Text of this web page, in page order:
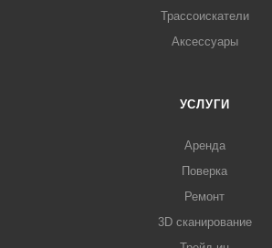
Трассоискатели
Аксессуары
УСЛУГИ
Аренда
Поверка
Ремонт
3D сканирование